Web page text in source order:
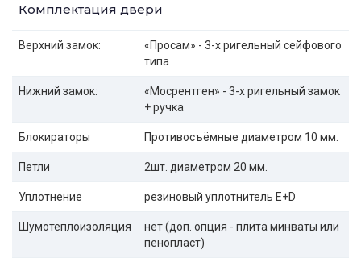
Комплектация двери
Верхний замок:
«Просам» - 3-х ригельный сейфового
типа
Нижний замок:
«Мосрентген» - 3-х ригельный замок
+ ручка
Блокираторы Противосъёмные диаметром 10 мм.
Петли 2шт. диаметром 20 мм.
Уплотнение резиновый уплотнитель E+D
Шумотеплоизоляция
нет (доп. опция - плита минваты или
пенопласт)